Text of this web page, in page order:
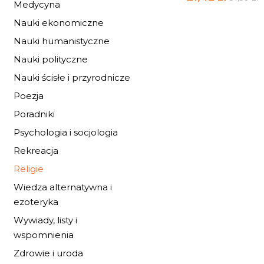
Medycyna
Nauki ekonomiczne
Nauki humanistyczne
Nauki polityczne
Nauki ścisłe i przyrodnicze
Poezja
Poradniki
Psychologia i socjologia
Rekreacja
Religie
Wiedza alternatywna i
ezoteryka
Wywiady, listy i
wspomnienia
Zdrowie i uroda